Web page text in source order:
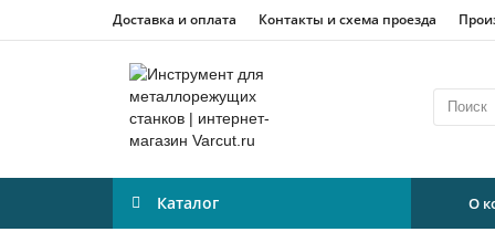
Доставка и оплата Контакты и схема проезда
Каталог О